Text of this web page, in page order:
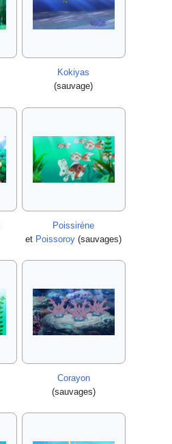
Kokiyas
(sauvage)
Poissirène
et Poissoroy (sauvages)
Corayon
(sauvages)